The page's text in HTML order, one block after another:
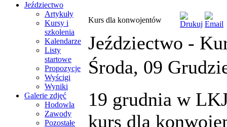
Jeździectwo
Artykuły
Kursy i
szkolenia
Kalendarze
Listy
startowe
Propozycje
Wyścigi
Wyniki
Galerie zdjęć
Hodowla
Zawody
Pozostałe
Kurs dla konwojentów
Jeździectwo -
Środa, 09
19 grudnia w
kurs dla